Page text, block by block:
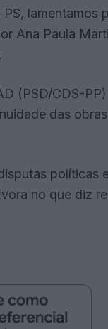
lamentamos
Ana Paula
(PSD/CDS-
das
políticas
no que diz